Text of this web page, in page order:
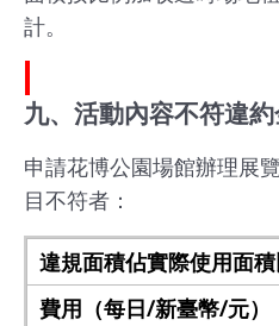
計。
九、活動內容不符違
申請花博公園場館辦理展
目不符者：